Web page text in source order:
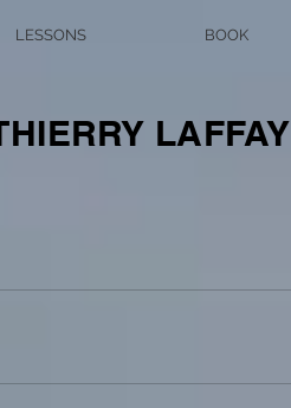
LESSONS BOOK
LAFFAY